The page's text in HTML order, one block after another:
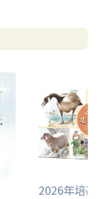
2026年培基